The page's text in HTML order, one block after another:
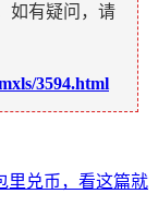
如有疑问，请
3594.html
里兑币，看这篇就